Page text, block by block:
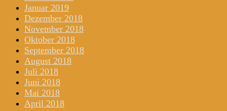
Januar 2019
Dezember 2018
November 2018
Oktober 2018
September 2018
August 2018
Juli 2018
Juni 2018
Mai 2018
April 2018